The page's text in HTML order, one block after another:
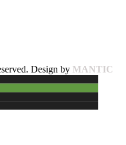
Design by MANTIC